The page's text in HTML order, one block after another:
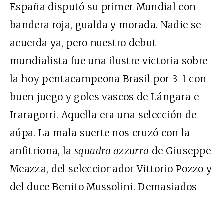
España disputó su primer Mundial con
bandera roja, gualda y morada. Nadie se
acuerda ya, pero nuestro debut
mundialista fue una ilustre victoria sobre
la hoy pentacampeona Brasil por 3-1 con
buen juego y goles vascos de Lángara e
Iraragorri. Aquella era una selección de
aúpa. La mala suerte nos cruzó con la
anfitriona, lasquadra azzurra de Giuseppe
Meazza, del seleccionador Vittorio Pozzo y
del duce Benito Mussolini. Demasiados